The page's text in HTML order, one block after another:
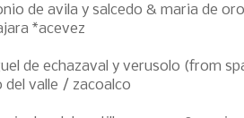
de avila y salcedo & maria de
*acevez
de echazaval y verusolo (from
del valle / zacoalco